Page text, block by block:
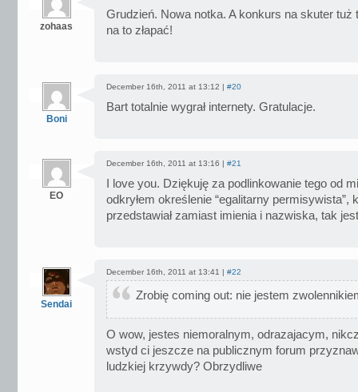
zohaas
Grudzień. Nowa notka. A konkurs na skuter
na to złapać!
Boni
December 16th, 2011 at 13:12 | #20
Bart totalnie wygrał internety. Gratulacje.
EO
December 16th, 2011 at 13:16 | #21
I love you. Dziękuję za podlinkowanie tego od
odkryłem określenie “egalitarny permisywista”,
przedstawiał zamiast imienia i nazwiska, tak
Sendai
December 16th, 2011 at 13:41 | #22
Zrobię coming out: nie jestem
O wow, jestes niemoralnym, odrazajacym,
wstyd ci jeszcze na publicznym forum
ludzkiej krzywdy? Obrzydliwe